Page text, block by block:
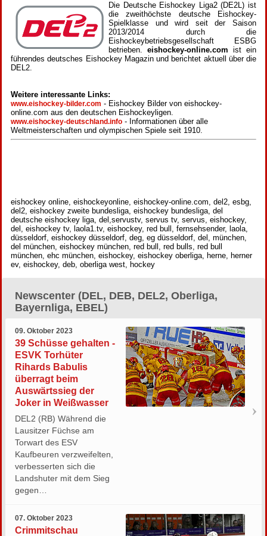
Die Deutsche Eishockey Liga2 (DE2L) ist
die zweithöchste deutsche Eishockey-
Spielklasse und wird seit der Saison
2013/2014 durch die
Eishockeybetriebsgesellschaft ESBG
betrieben. eishockey-online.com ist ein
führendes deutsches Eishockey Magazin und berichtet aktuell über die
DEL2.
Weitere interessante Links:
www.eishockey-bilder.com - Eishockey Bilder von eishockey-
online.com aus den deutschen Eishockeyligen.
www.eishockey-deutschland.info - Informationen über alle
Weltmeisterschaften und olympischen Spiele seit 1910.
eishockey online, eishockeyonline, eishockey-online.com, del2, esbg,
del2, eishockey zweite bundesliga, eishockey bundesliga, del
deutsche eishockey liga, del,servustv, servus tv, servus, eishockey,
del, eishockey tv, laola1.tv, eishockey, red bull, fernsehsender, laola,
düsseldorf, eishockey düsseldorf, deg, eg düsseldorf, del, münchen,
del münchen, eishockey münchen, red bull, red bulls, red bull
münchen, ehc münchen, eishockey, eishockey oberliga, herne, herner
ev, eishockey, deb, oberliga west, hockey
Newscenter (DEL, DEB, DEL2, Oberliga,
Bayernliga, EBEL)
09. Oktober 2023
39 Schüsse gehalten -
ESVK Torhüter
Rihards Babulis
überragt beim
Auswärtssieg der
Joker in Weißwasser
DEL2 (RB) Während die
Lausitzer Füchse am
Torwart des ESV
Kaufbeuren verzweifelten,
verbesserten sich die
Landshuter mit dem Sieg
gegen…
07. Oktober 2023
Crimmitschau